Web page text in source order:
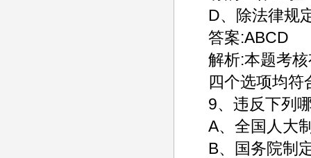
D、除法律规
答案:ABCD
解析:本题考
四个选项均符
9、违反下列
A、全国人大
B、国务院制